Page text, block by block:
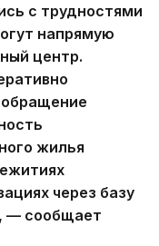
с трудностями
напрямую
центр.
жилья
через базу
— сообщает